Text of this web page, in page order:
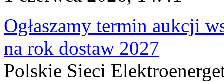
Ogłaszamy termin aukcji
na rok dostaw 2027
Polskie Sieci